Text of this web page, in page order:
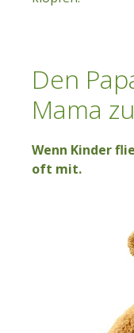
Den
Mama
Wenn Kinder
oft mit.